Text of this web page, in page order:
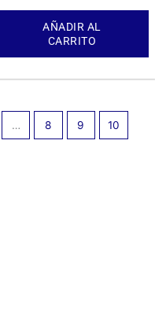
AÑADIR AL
CARRITO
… 8 9 10